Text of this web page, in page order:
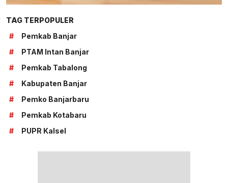
TAG TERPOPULER
#
Pemkab Banjar
#
PTAM Intan Banjar
#
Pemkab Tabalong
#
Kabupaten Banjar
#
Pemko Banjarbaru
#
Pemkab Kotabaru
#
PUPR Kalsel